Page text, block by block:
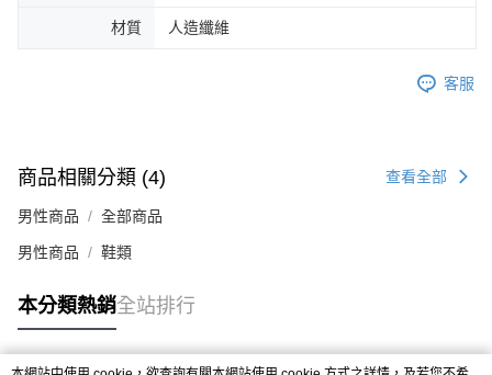
材質 人造纖維
客服
商品相關分類 (4) 查看全部
男性商品 全部商品
男性商品 鞋類
本分類熱銷全站排行